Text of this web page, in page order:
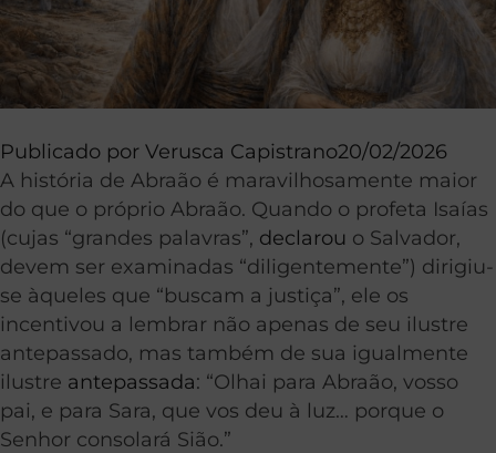
Publicado por Verusca Capistrano20/02/2026
A história de Abraão é maravilhosamente maior
do que o próprio Abraão. Quando o profeta Isaías
(cujas “grandes palavras”, declarou o Salvador,
devem ser examinadas “diligentemente”) dirigiu-
se àqueles que “buscam a justiça”, ele os
incentivou a lembrar não apenas de seu ilustre
antepassado, mas também de sua igualmente
ilustre antepassada: “Olhai para Abraão, vosso
pai, e para Sara, que vos deu à luz… porque o
Senhor consolará Sião.”